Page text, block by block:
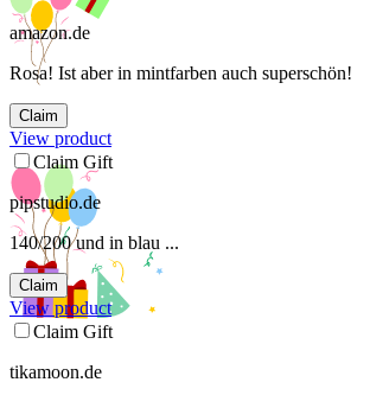
amazon.de
Rosa! Ist aber in mintfarben auch superschön!
Claim
View product
Claim Gift
pipstudio.de
140/200 und in blau ...
Claim
View product
Claim Gift
tikamoon.de